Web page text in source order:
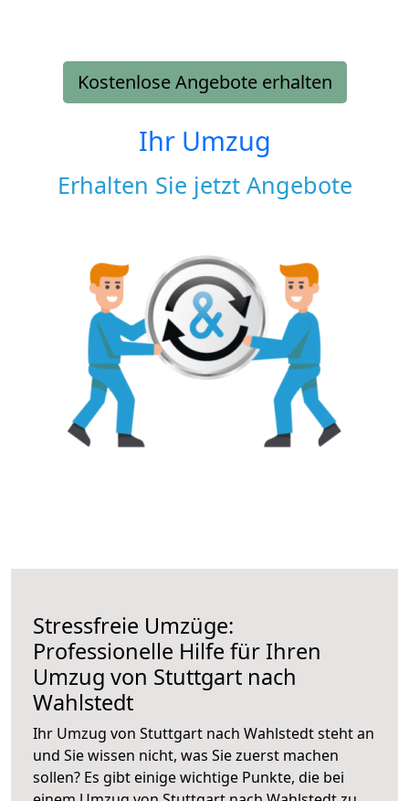
Kostenlose Angebote erhalten
Ihr Umzug
Erhalten Sie jetzt Angebote
Stressfreie Umzüge:
Professionelle Hilfe für Ihren
Umzug von Stuttgart nach
Wahlstedt
Ihr Umzug von Stuttgart nach Wahlstedt steht an
und Sie wissen nicht, was Sie zuerst machen
sollen? Es gibt einige wichtige Punkte, die bei